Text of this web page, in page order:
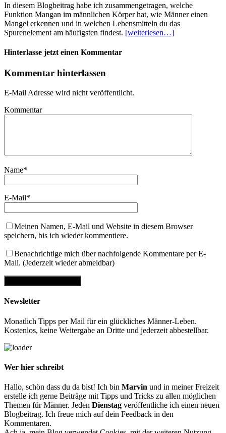
In diesem Blogbeitrag habe ich zusammengetragen, welche
Funktion Mangan im männlichen Körper hat, wie Männer einen
Mangel erkennen und in welchen Lebensmitteln du das
Spurenelement am häufigsten findest. [weiterlesen…]
Hinterlasse jetzt einen Kommentar
Kommentar hinterlassen
E-Mail Adresse wird nicht veröffentlicht.
Kommentar
Name*
E-Mail*
Meinen Namen, E-Mail und Website in diesem Browser
speichern, bis ich wieder kommentiere.
Benachrichtige mich über nachfolgende Kommentare per E-
Mail. (Jederzeit wieder abmeldbar)
Newsletter
Monatlich Tipps per Mail für ein glückliches Männer-Leben.
Kostenlos, keine Weitergabe an Dritte und jederzeit abbestellbar.
Wer hier schreibt
Hallo, schön dass du da bist! Ich bin Marvin und in meiner Freizeit
erstelle ich gerne Beiträge mit Tipps und Tricks zu allen möglichen
Themen für Männer. Jeden Dienstag veröffentliche ich einen neuen
Blogbeitrag. Ich freue mich auf dein Feedback in den
Kommentaren.